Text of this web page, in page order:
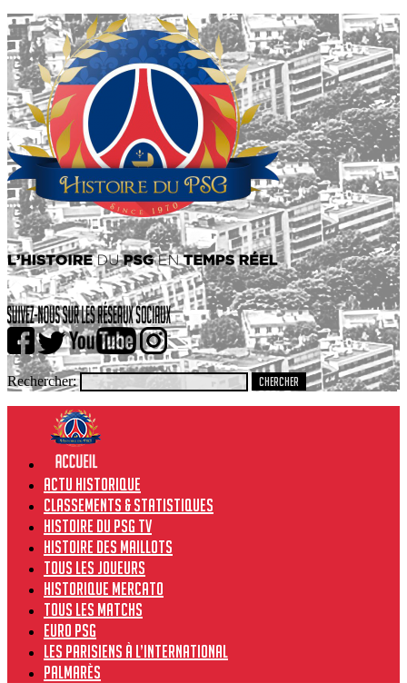
Rechercher:
Actu historique
Classements & Statistiques
Histoire du PSG TV
Histoire des maillots
Tous les joueurs
Historique Mercato
Tous les matchs
Euro PSG
Les Parisiens à l’international
Palmarès